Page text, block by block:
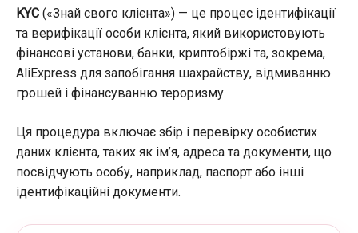
KYC («Знай свого клієнта») — це процес ідентифікації
та верифікації особи клієнта, який використовують
фінансові установи, банки, криптобіржі та, зокрема,
AliExpress для запобігання шахрайству, відмиванню
грошей і фінансуванню тероризму.
Ця процедура включає збір і перевірку особистих
даних клієнта, таких як ім’я, адреса та документи, що
посвідчують особу, наприклад, паспорт або інші
ідентифікаційні документи.